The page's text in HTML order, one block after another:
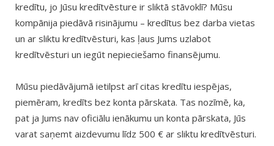
kredītu, jo Jūsu kredītvēsture ir sliktā stāvoklī? Mūsu
kompānija piedāvā risinājumu – kredītus bez darba vietas
un ar sliktu kredītvēsturi, kas ļaus Jums uzlabot
kredītvēsturi un iegūt nepieciešamo finansējumu.
Mūsu piedāvājumā ietilpst arī citas kredītu iespējas,
piemēram, kredīts bez konta pārskata. Tas nozīmē, ka,
pat ja Jums nav oficiālu ienākumu un konta pārskata, Jūs
varat saņemt aizdevumu līdz 500 € ar sliktu kredītvēsturi.